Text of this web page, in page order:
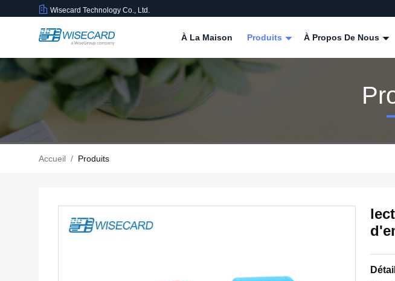
Wisecard Technology Co., Ltd.
À La Maison Produits À Propos De Nous
Accueil / Produits